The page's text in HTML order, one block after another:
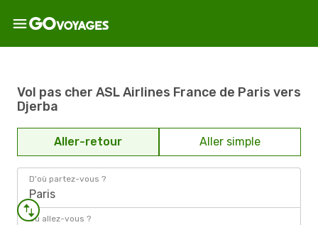
Vol pas cher ASL Airlines France de Paris vers
Djerba
Aller-retour Aller simple
D'où partez-vous ?
Paris
Où allez-vous ?